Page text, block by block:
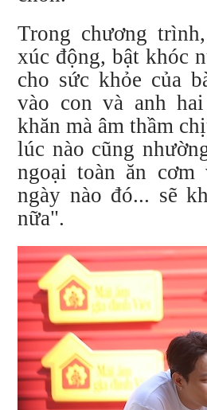
Trong chương
xúc động, bật khóc
cho sức khỏe của
vào con và anh
khăn mà âm thầm
lúc nào cũng
ngoại toàn ăn
ngày nào đó... sẽ
nữa".